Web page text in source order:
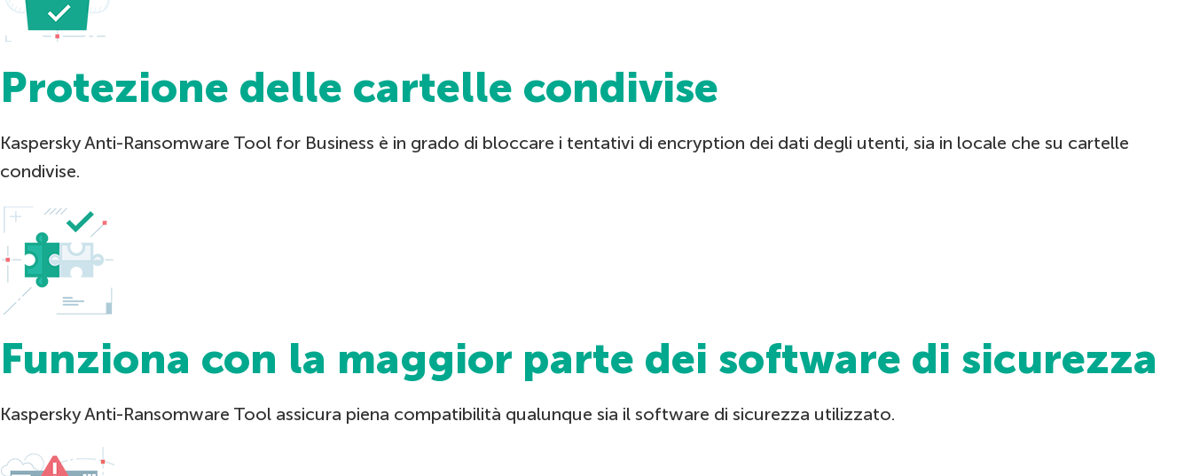
Protezione delle cartelle condivise
Kaspersky Anti-Ransomware Tool for Business è in grado di bloccare i tentativi di encryption dei dati degli utenti, sia in locale che su cartelle
condivise.
Funziona con la maggior parte dei software di sicurezza
Kaspersky Anti-Ransomware Tool assicura piena compatibilità qualunque sia il software di sicurezza utilizzato.